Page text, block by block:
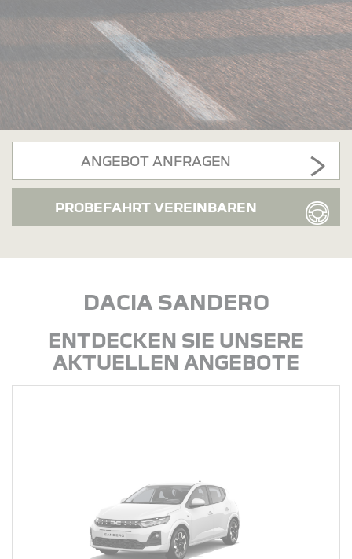
ANGEBOT ANFRAGEN
PROBEFAHRT VEREINBAREN
DACIA SANDERO
ENTDECKEN SIE UNSERE
AKTUELLEN ANGEBOTE